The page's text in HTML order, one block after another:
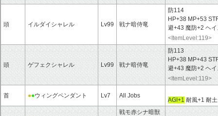
頭 イルダイシャレル Lv99 戦ナ暗侍竜
防114
HP+38 MP+53
避+43 魔防+2 ヘ
<ItemLevel:119>
頭 ゲフェクシャレル Lv99 戦ナ暗侍竜
防113
HP+38 MP+43
避+43 魔防+2 ヘ
<ItemLevel:119>
首 ●●ウィングペンダント Lv7 All Jobs
AGI+1 耐風+1 耐
戦モ赤シナ暗獣